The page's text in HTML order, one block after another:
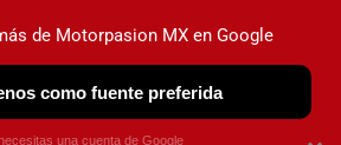
NUEVO
HOY NO CIRCULA
de Motorpasion MX en Google
como fuente preferida
una cuenta de Google